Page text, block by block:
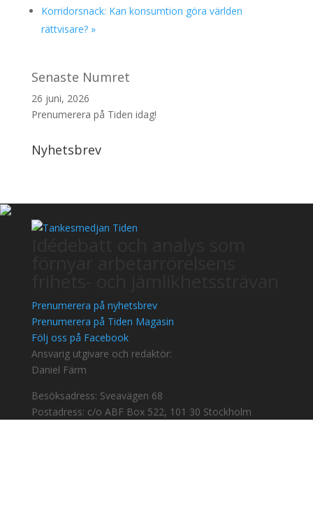
Korridorsnack: Kan konsumtion göra världen
rättvisare? »
Senaste Numret
26 juni, 2026
Prenumerera på Tiden idag!
Nyhetsbrev
Prenumerera på nyhetsbrev
Prenumerera på Tiden Magasin
Följ oss på Facebook
Ansvarig utgivare och redaktör:
Daniel Färm
Besöksadress: Sveavägen 68
Postadress: c/o ABF Box 522, 101 30 Stockholm